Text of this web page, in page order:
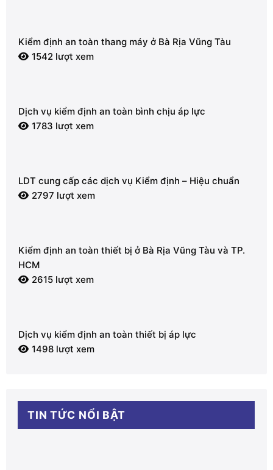
Kiểm định an toàn thang máy ở Bà Rịa Vũng Tàu
1542 lượt xem
Dịch vụ kiểm định an toàn bình chịu áp lực
1783 lượt xem
LDT cung cấp các dịch vụ Kiểm định – Hiệu chuẩn
2797 lượt xem
Kiểm định an toàn thiết bị ở Bà Rịa Vũng Tàu và TP.
HCM
2615 lượt xem
Dịch vụ kiểm định an toàn thiết bị áp lực
1498 lượt xem
TIN TỨC NỔI BẬT